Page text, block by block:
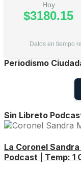
Hoy
$3180.15
Datos en tiempo
Periodismo
Sin Libreto
La Coronel
Podcast | Temp: 1